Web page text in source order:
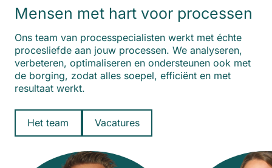
Mensen met hart voor processen
Ons team van processpecialisten werkt met échte
procesliefde aan jouw processen. We analyseren,
verbeteren, optimaliseren en ondersteunen ook met
de borging, zodat alles soepel, efficiënt en met
resultaat werkt.
Het team Vacatures